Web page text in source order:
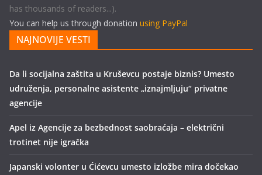
has thousands of readers...).
You can help us through donation using PayPal
NAJNOVIJE VESTI
Da li socijalna zaštita u Kruševcu postaje biznis? Umesto
udruženja, personalne asistente „iznajmljuju“ privatne
agencije
Apel iz Agencije za bezbednost saobraćaja – električni
trotinet nije igračka
Japanski volonter u Ćićevcu umesto izložbe mira dočekao